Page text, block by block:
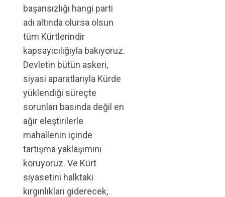
başarısızlığı hangi parti
adı altında olursa olsun
tüm Kürtlerindir
kapsayıcılığıyla bakıyoruz.
Devletin bütün askeri,
siyasi aparatlarıyla Kürde
yüklendiği süreçte
sorunları basında değil en
ağır eleştirilerle
mahallenin içinde
tartışma yaklaşımını
koruyoruz. Ve Kürt
siyasetini halktaki
kırgınlıkları giderecek,